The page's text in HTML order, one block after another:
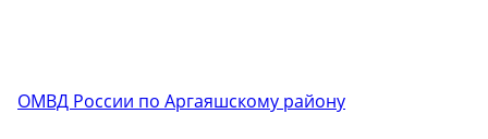
ОМВД России по Аргаяшскому району